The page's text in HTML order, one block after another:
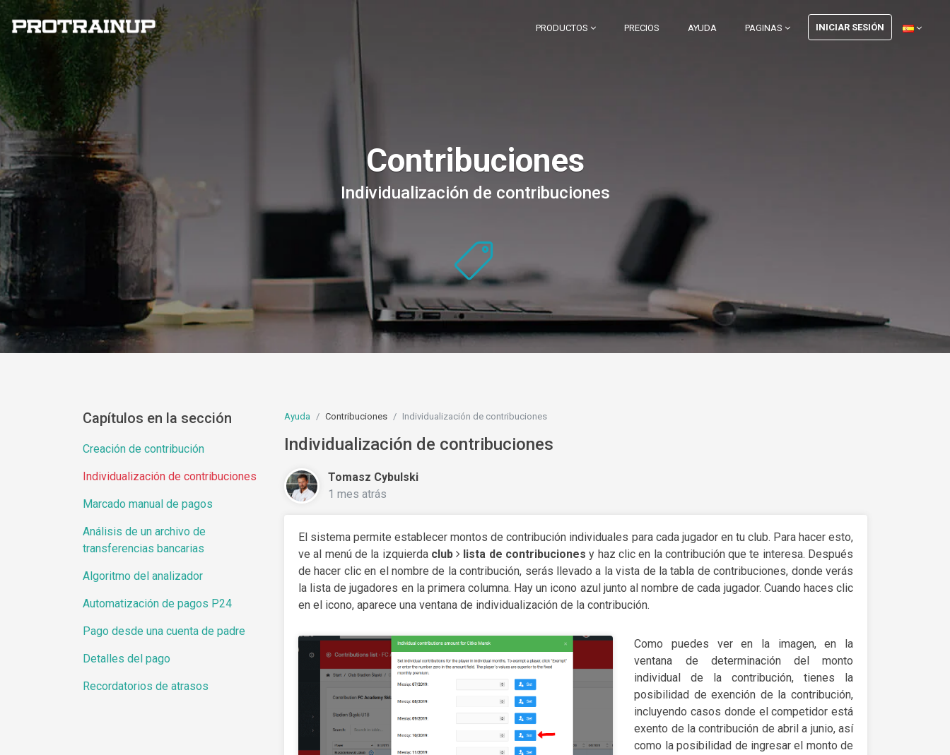
PRODUCTOS PRECIOS AYUDA PAGINAS INICIAR SESIÓN
Contribuciones
Individualización de contribuciones
Capítulos en la sección
Creación de contribución
Individualización de contribuciones
Marcado manual de pagos
Análisis de un archivo de
transferencias bancarias
Algoritmo del analizador
Automatización de pagos P24
Pago desde una cuenta de padre
Detalles del pago
Recordatorios de atrasos
Ayuda Contribuciones Individualización de contribuciones
Individualización de contribuciones
Tomasz Cybulski
1 mes atrás
El sistema permite establecer montos de contribución individuales para cada jugador en tu club. Para hacer esto,
ve al menú de la izquierda club lista de contribuciones y haz clic en la contribución que te interesa. Después
de hacer clic en el nombre de la contribución, serás llevado a la vista de la tabla de contribuciones, donde verás
la lista de jugadores en la primera columna. Hay un icono azul junto al nombre de cada jugador. Cuando haces clic
en el icono, aparece una ventana de individualización de la contribución.
Como puedes ver en la imagen, en la
ventana de determinación del monto
individual de la contribución, tienes la
posibilidad de exención de la contribución,
incluyendo casos donde el competidor está
exento de la contribución de abril a junio, así
como la posibilidad de ingresar el monto de